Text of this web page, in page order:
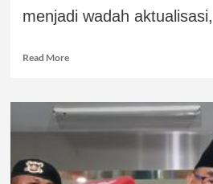
menjadi wadah
Read More